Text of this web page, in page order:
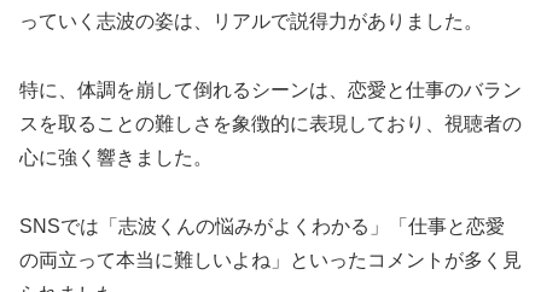
っていく志波の姿は、リアルで説得力がありました。
特に、体調を崩して倒れるシーンは、恋愛と仕事のバラン
スを取ることの難しさを象徴的に表現しており、視聴者の
心に強く響きました。
SNSでは「志波くんの悩みがよくわかる」「仕事と恋愛
の両立って本当に難しいよね」といったコメントが多く見